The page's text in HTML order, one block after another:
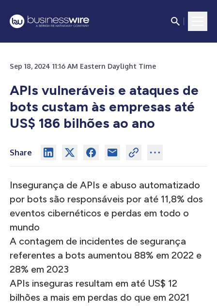
Sep 18, 2024 11:16 AM Eastern Daylight Time
APIs vulneráveis ​​e ataques de
bots custam às empresas até
US$ 186 bilhões ao ano
Share
Insegurança de APIs e abuso automatizado
por bots são responsáveis ​​por até 11,8% dos
eventos cibernéticos e perdas em todo o
mundo
A contagem de incidentes de segurança
referentes a bots aumentou 88% em 2022 e
28% em 2023
APIs inseguras resultam em até US$ 12
bilhões a mais em perdas do que em 2021